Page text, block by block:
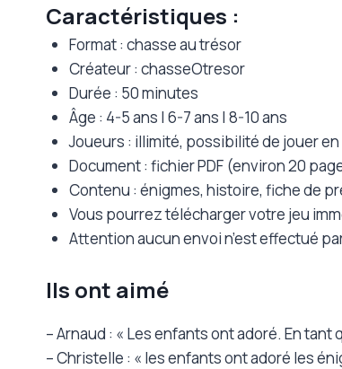
Caractéristiques :
Format : chasse au trésor
Créateur : chasseOtresor
Durée : 50 minutes
Âge : 4-5 ans | 6-7 ans | 8-10 ans
Joueurs : illimité, possibilité de jouer
Document : fichier PDF (environ 20
Contenu : énigmes, histoire, fiche de
Vous pourrez télécharger votre jeu
Attention aucun envoi n’est effectué
Ils ont aimé
– Arnaud : « Les enfants ont adoré. En
– Christelle : « les enfants ont adoré les